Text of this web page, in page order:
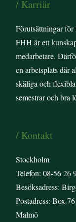
/ Karriär
Förutsättningar för
FHH är ett
medarbetare.
en arbetsplats där
skäliga och
semestrar och bra
/ Kontakt
Stockholm
Telefon: 08-56 26
Besöksadress:
Postadress: Box
Malmö